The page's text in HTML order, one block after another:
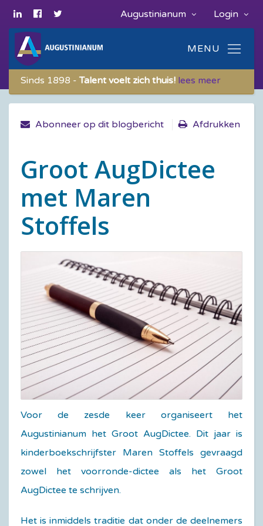
Login
Augustinianum
Sinds 1898 -Talent voelt zich thuis! lees meer
Abonneer op dit blogbericht Afdrukken
Groot AugDictee
met Maren
Stoffels
Voor de zesde keer organiseert het
Augustinianum het Groot AugDictee. Dit jaar is
kinderboekschrijfster Maren Stoffels gevraagd
zowel het voorronde-dictee als het Groot
AugDictee te schrijven.
Het is inmiddels traditie dat onder de deelnemers